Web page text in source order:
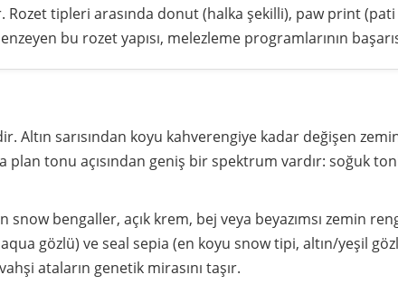
tipleri arasında donut (halka şekilli), paw print
bu rozet yapısı, melezleme programlarının
Altın sarısından koyu kahverengiye kadar değişen
tonu açısından geniş bir spektrum vardır: soğuk
bengaller, açık krem, bej veya beyazımsı zemin
gözlü) ve seal sepia (en koyu snow tipi, altın/yeşil
ataların genetik mirasını taşır.